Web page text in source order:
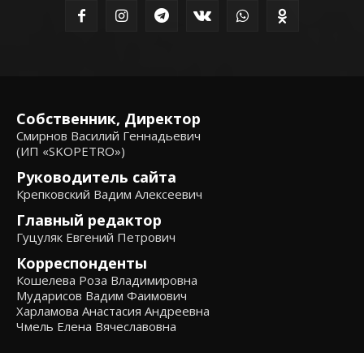
Собственник, Директор
Смирнов Василий Геннадьевич
(ИП «SKOPETRO»)
Руководитель сайта
Крепковский Вадим Алексеевич
Главный редактор
Гуцуляк Евгений Петрович
Корреспонденты
Кошелева Роза Владимировна
Мударисов Вадим Фаимович
Харламова Анастасия Андреевна
Чмель Елена Вячеславовна